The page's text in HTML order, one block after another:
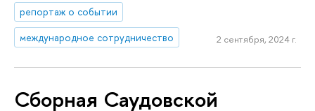
репортаж о событии
международное сотрудничество
2 сентября, 2024 г.
Сборная Саудовской